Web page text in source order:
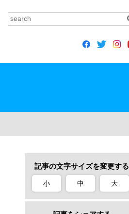
記事の文字サイズを変更する
小 中 大